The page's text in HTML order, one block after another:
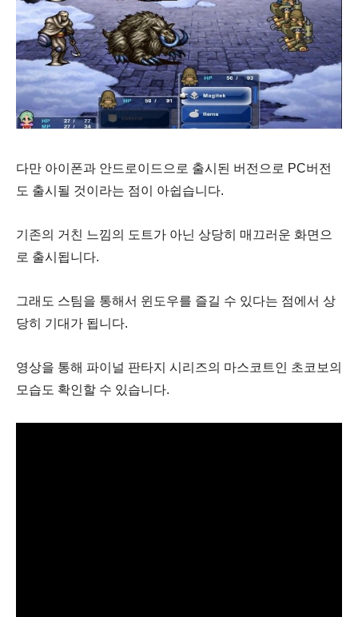
다만 아이폰과 안드로이드으로 출시된 버전으로 PC버전
도 출시될 것이라는 점이 아쉽습니다.
기존의 거친 느낌의 도트가 아닌 상당히 매끄러운 화면으
로 출시됩니다.
그래도 스팀을 통해서 윈도우를 즐길 수 있다는 점에서 상
당히 기대가 됩니다.
영상을 통해 파이널 판타지 시리즈의 마스코트인 초코보의
모습도 확인할 수 있습니다.